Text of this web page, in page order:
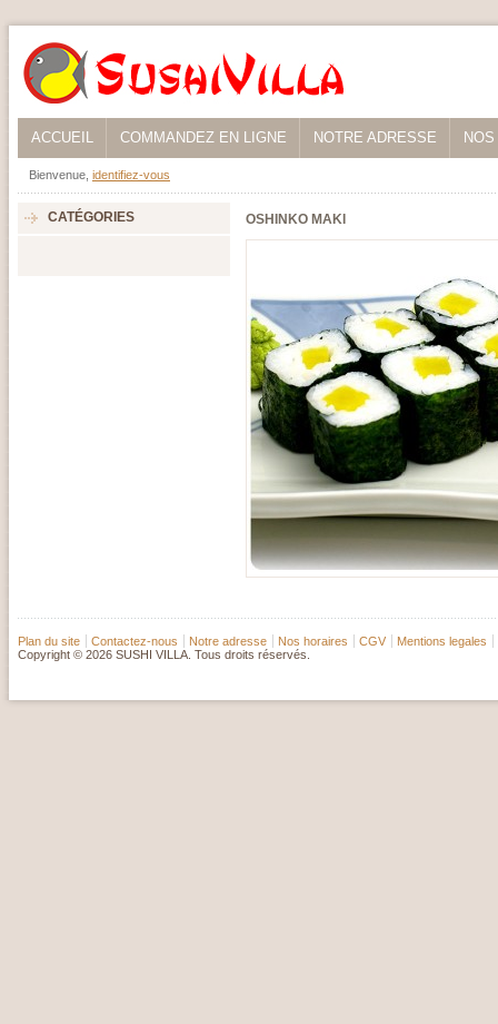
ACCUEIL COMMANDEZ EN LIGNE NOTRE ADRESSE
Bienvenue, identifiez-vous
CATÉGORIES OSHINKO MAKI
Plan du site Contactez-nous Notre adresse Nos horaires CGV
Mentions legales
Copyright © 2026 SUSHI VILLA. Tous droits réservés.